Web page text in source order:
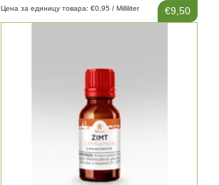
€9,50
Цена за единицу товара: €0,95 / Milliliter